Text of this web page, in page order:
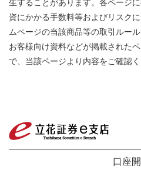
生することがあります。各ページ
資にかかる手数料等およびリスク
ムページの当該商品等の取引ルー
お客様向け資料などが掲載された
で、当該ページより内容をご確認く
口座